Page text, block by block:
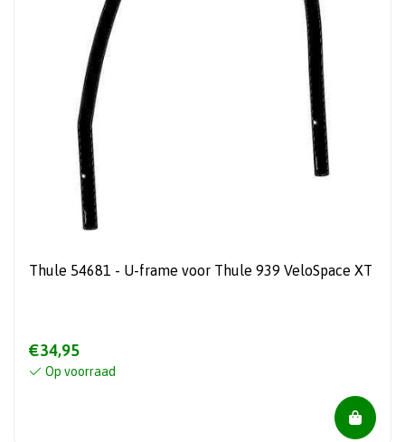
Thule 54681 - U-frame voor Thule 939 VeloSpace XT
€34,95
Op voorraad